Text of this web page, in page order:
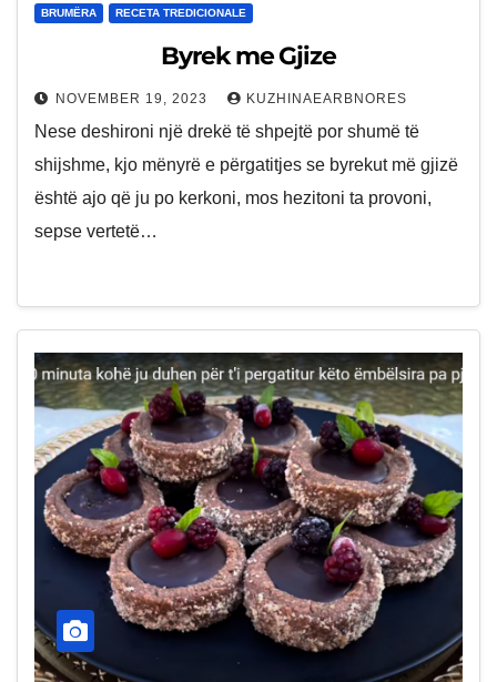
BRUMËRA RECETA TREDICIONALE
Byrek me Gjize
NOVEMBER 19, 2023 KUZHINAEARBNORES
Nese deshironi një drekë të shpejtë por shumë të
shijshme, kjo mënyrë e përgatitjes se byrekut më gjizë
është ajo që ju po kerkoni, mos hezitoni ta provoni,
sepse vertetë…